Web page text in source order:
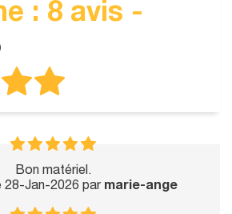
: 8 avis -
Bon matériel.
28-Jan-2026 par marie-ange